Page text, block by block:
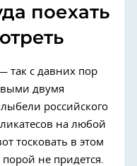
поехать
так с давних пор
двумя
российского
на любой
тосковать в этом
не придется.